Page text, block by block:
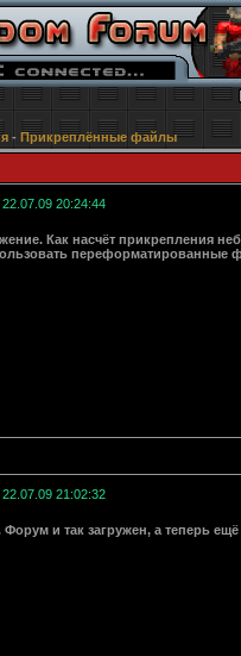
- Прикреплённые файлы
20:24:44
Как насчёт прикрепления
переформатированные
21:02:32
и так загружен, а теперь ещё